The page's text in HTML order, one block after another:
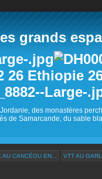
grands
des monastères
de Samarcande, du sable
CANCÉOU EN... VTT AU